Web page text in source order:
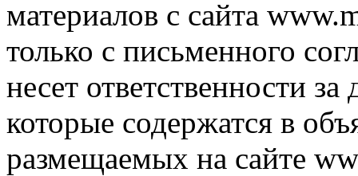
материалов с сайта
только с письменного
несет ответственности
которые содержатся в
размещаемых на сайте